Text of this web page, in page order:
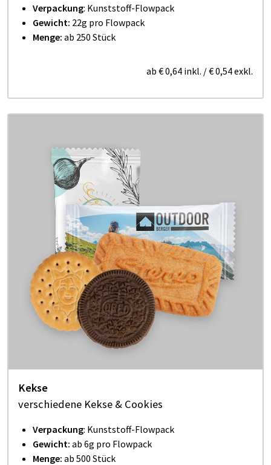
Verpackung: Kunststoff-Flowpack
Gewicht: 22g pro Flowpack
Menge: ab 250 Stück
ab € 0,64 inkl. /€ 0,54exkl.
Kekse
verschiedene Kekse & Cookies
Verpackung: Kunststoff-Flowpack
Gewicht: ab 6g pro Flowpack
Menge: ab 500 Stück